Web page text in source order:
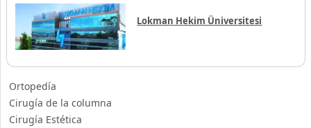
Lokman Hekim Üniversitesi
Ortopedía
Cirugía de la columna
Cirugía Estética